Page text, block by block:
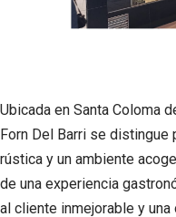
Ubicada en Santa Coloma
Forn Del Barri se distingue
rústica y un ambiente
de una experiencia
al cliente inmejorable y